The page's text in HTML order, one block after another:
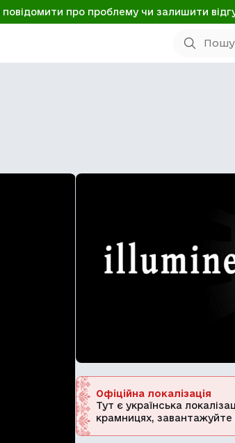
про проблему чи залишити
Офіційна локалізація
Тут є українська
крамницях, завантажуйте